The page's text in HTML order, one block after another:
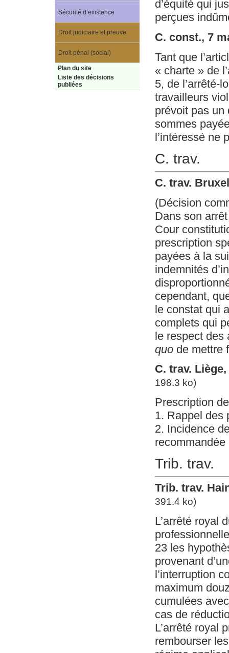
d’équité qui
perçues
C. const., 7
Tant que
« charte » de
5, de l’arrêté-
travailleurs
prévoit pas un
sommes
l’intéressé ne
C. trav.
C. trav.
(Décision
Dans son
Cour
prescription
payées à la
indemnités
cependant,
le constat qui
complets qui
le respect des
quode mettre
C. trav.
198.3 ko)
Prescription
1. Rappel des
2. Incidence
recommandée
Trib. trav.
Trib. trav.
391.4 ko)
L’arrêté royal
23 les
provenant
l’interruption
maximum
cumulées
cas de
L’arrêté royal
rembourser
Sécurité d’existence
Droit judiciaire et preuve
Droit pénal (social)
Plan du site
Liste des décisions
publiées